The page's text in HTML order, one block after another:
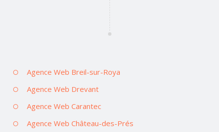
Agence Web Breil-sur-Roya
Agence Web Drevant
Agence Web Carantec
Agence Web Château-des-Prés